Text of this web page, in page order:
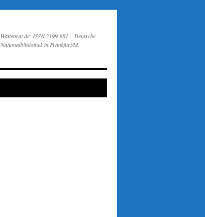
Wattenrat.de: ISSN 2199-881 – Deutsche
Nationalbibliothek in Frankfurt/M.